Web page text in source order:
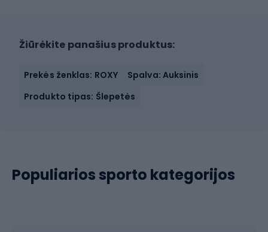
Žiūrėkite panašius produktus:
Prekės ženklas: ROXY
Spalva: Auksinis
Produkto tipas: Šlepetės
Populiarios sporto kategorijos